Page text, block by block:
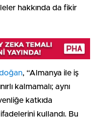
hakkında da fikir
, “Almanya ile iş
kalmamalı; aynı
katkıda
kullandı. Bu